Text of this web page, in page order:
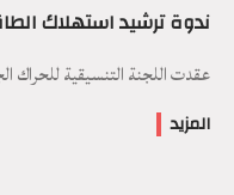
ندوة ترشيد استهلاك
عقدت اللجنة التنسيقية للحراك
المزيد